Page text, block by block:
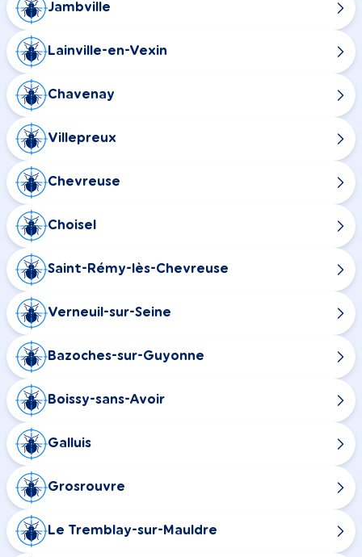
Jambville
Lainville-en-Vexin
Chavenay
Villepreux
Chevreuse
Choisel
Saint-Rémy-lès-Chevreuse
Verneuil-sur-Seine
Bazoches-sur-Guyonne
Boissy-sans-Avoir
Galluis
Grosrouvre
Le Tremblay-sur-Mauldre